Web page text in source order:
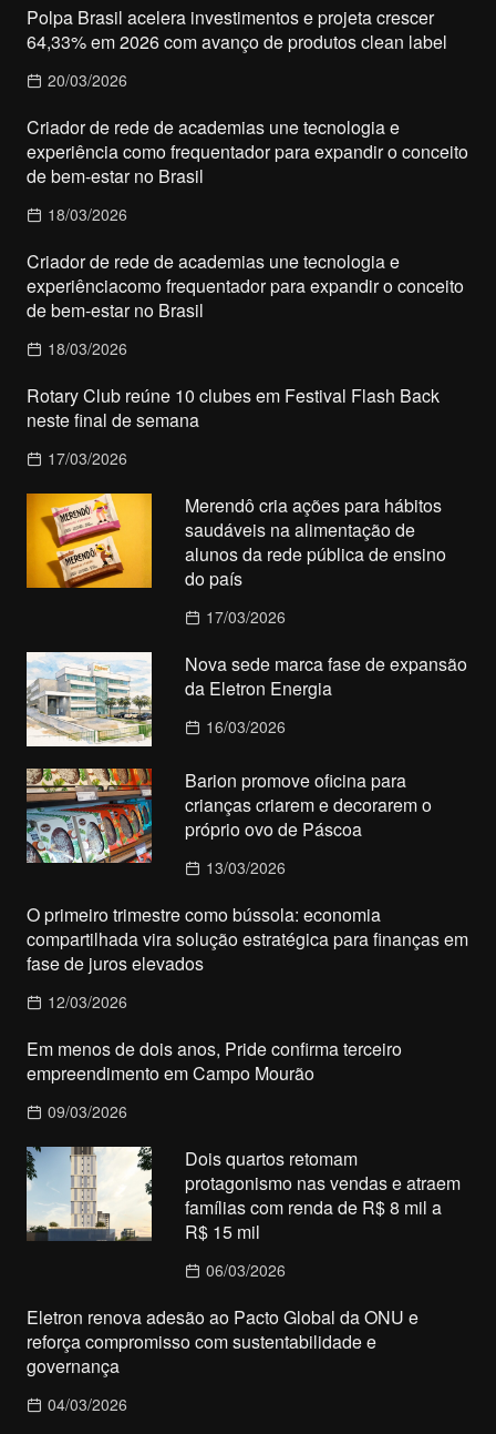
Polpa Brasil acelera investimentos e projeta crescer
64,33% em 2026 com avanço de produtos clean label
20/03/2026
Criador de rede de academias une tecnologia e
experiência como frequentador para expandir o conceito
de bem-estar no Brasil
18/03/2026
Criador de rede de academias une tecnologia e
experiênciacomo frequentador para expandir o conceito
de bem-estar no Brasil
18/03/2026
Rotary Club reúne 10 clubes em Festival Flash Back
neste final de semana
17/03/2026
Merendô cria ações para hábitos
saudáveis na alimentação de
alunos da rede pública de ensino
do país
17/03/2026
Nova sede marca fase de expansão
da Eletron Energia
16/03/2026
Barion promove oficina para
crianças criarem e decorarem o
próprio ovo de Páscoa
13/03/2026
O primeiro trimestre como bússola: economia
compartilhada vira solução estratégica para finanças em
fase de juros elevados
12/03/2026
Em menos de dois anos, Pride confirma terceiro
empreendimento em Campo Mourão
09/03/2026
Dois quartos retomam
protagonismo nas vendas e atraem
famílias com renda de R$ 8 mil a
R$ 15 mil
06/03/2026
Eletron renova adesão ao Pacto Global da ONU e
reforça compromisso com sustentabilidade e
governança
04/03/2026